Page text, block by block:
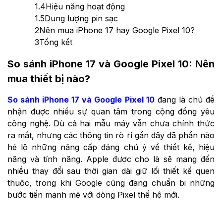
1.4Hiệu năng hoạt động
1.5Dung lượng pin sạc
2Nên mua iPhone 17 hay Google Pixel 10?
3Tổng kết
So sánh iPhone 17 và Google Pixel 10: Nên
mua thiết bị nào?
So sánh iPhone 17 và Google Pixel 10đang là chủ đề
nhận được nhiều sự quan tâm trong cộng đồng yêu
công nghệ. Dù cả hai mẫu máy vẫn chưa chính thức
ra mắt, nhưng các thông tin rò rỉ gần đây đã phần nào
hé lộ những nâng cấp đáng chú ý về thiết kế, hiệu
năng và tính năng. Apple được cho là sẽ mang đến
nhiều thay đổi sau thời gian dài giữ lối thiết kế quen
thuộc, trong khi Google cũng đang chuẩn bị những
bước tiến mạnh mẽ với dòng Pixel thế hệ mới.